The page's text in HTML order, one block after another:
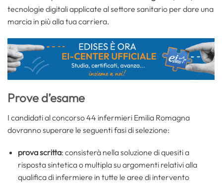
tecnologie digitali applicate al settore sanitario per dare una
marcia in più alla tua carriera.
Prove d’esame
I candidati al concorso 44 infermieri Emilia Romagna
dovranno superare le seguenti fasi di selezione:
prova scritta: consisterà nella soluzione di quesiti a
risposta sintetica o multipla su argomenti relativi alla
qualifica di infermiere in tutte le aree di intervento